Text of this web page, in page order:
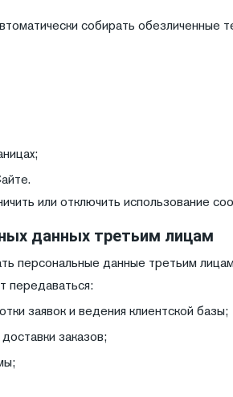
собирать обезличенные
или отключить использование
данных третьим лицам
персональные данные третьим
передаваться:
заявок и ведения клиентской базы;
заказов;